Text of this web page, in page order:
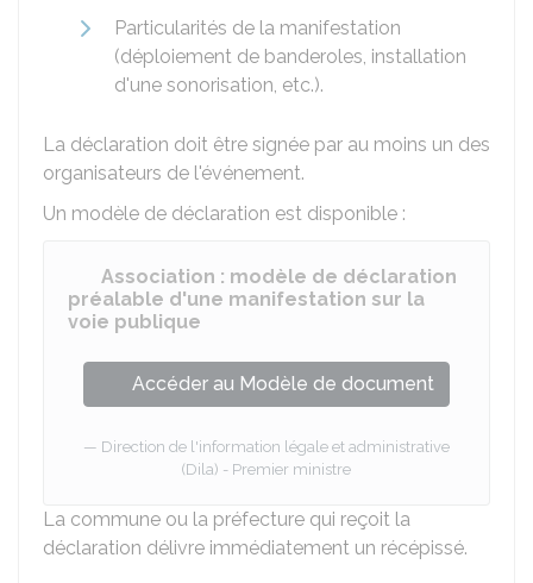
Particularités de la manifestation
(déploiement de banderoles, installation
d'une sonorisation, etc.).
La déclaration doit être signée par au moins un des
organisateurs de l'événement.
Un modèle de déclaration est disponible :
Association : modèle de déclaration
préalable d'une manifestation sur la
voie publique
Accéder au Modèle de document
Direction de l'information légale et administrative
(Dila) - Premier ministre
La commune ou la préfecture qui reçoit la
déclaration délivre immédiatement un récépissé.